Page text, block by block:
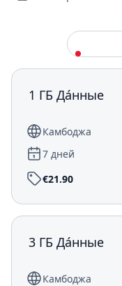
1 ГБ Да́нные
Камбоджа
7 дней
€21.90
3 ГБ Да́нные
Камбоджа